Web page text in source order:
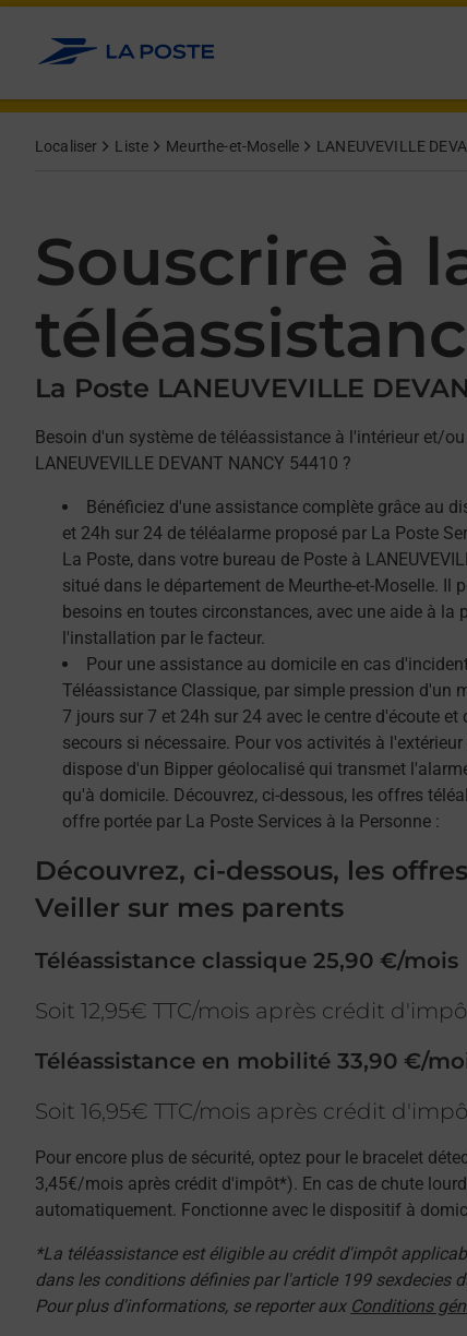
Allez au contenu
Localiser Liste Meurthe-et-Moselle LANEUVEVILLE
Souscrire à
La Poste LANEUVEVILLE
Besoin d'un système de téléassistance à l'intérieur et/
LANEUVEVILLE DEVANT NANCY 54410 ?
Bénéficiez d'une assistance complète grâce au
et 24h sur 24 de téléalarme proposé par La Poste
La Poste, dans votre bureau de Poste à
situé dans le département de Meurthe-et-Moselle. Il
besoins en toutes circonstances, avec une aide à la
l'installation par le facteur.
Pour une assistance au domicile en cas
Téléassistance Classique, par simple pression d'un
7 jours sur 7 et 24h sur 24 avec le centre d'écoute
secours si nécessaire. Pour vos activités à
dispose d'un Bipper géolocalisé qui transmet
qu'à domicile. Découvrez, ci-dessous, les offres
offre portée par La Poste Services à la Personne :
Découvrez, ci-dessous, les
Veiller sur mes parents
Téléassistance classique 25,90 €/mois
Soit 12,95€ TTC/mois après crédit
Téléassistance en mobilité 33,90 €/
Soit 16,95€ TTC/mois après crédit
Pour encore plus de sécurité, optez pour le bracelet
3,45€/mois après crédit d'impôt*). En cas de chute
automatiquement. Fonctionne avec le dispositif à
*La téléassistance est éligible au crédit d'impôt
dans les conditions définies par l'article 199 sexdecies
Pour plus d'informations, se reporter aux Conditions
Afficher ou masquer la réponse
Afficher ou masquer la réponse
Afficher ou masquer la réponse